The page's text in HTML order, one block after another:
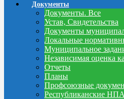
Документы
Документы. Все
Устав, Свидетельства
Документы
Локальные
Муниципальное
Независимая оценка
Отчеты
Планы
Профсоюзные
Республиканские НПА